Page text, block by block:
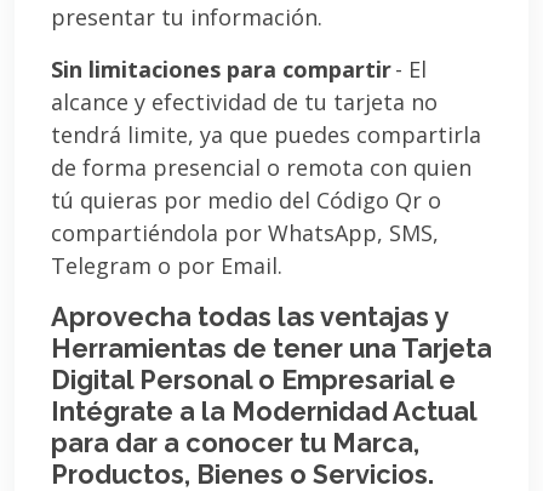
presentar tu información.
Sin limitaciones para compartir- El
alcance y efectividad de tu tarjeta no
tendrá limite, ya que puedes compartirla
de forma presencial o remota con quien
tú quieras por medio del Código Qr o
compartiéndola por WhatsApp, SMS,
Telegram o por Email.
Aprovecha todas las ventajas y
Herramientas de tener una Tarjeta
Digital Personal o Empresarial e
Intégrate a la Modernidad Actual
para dar a conocer tu Marca,
Productos, Bienes o Servicios.